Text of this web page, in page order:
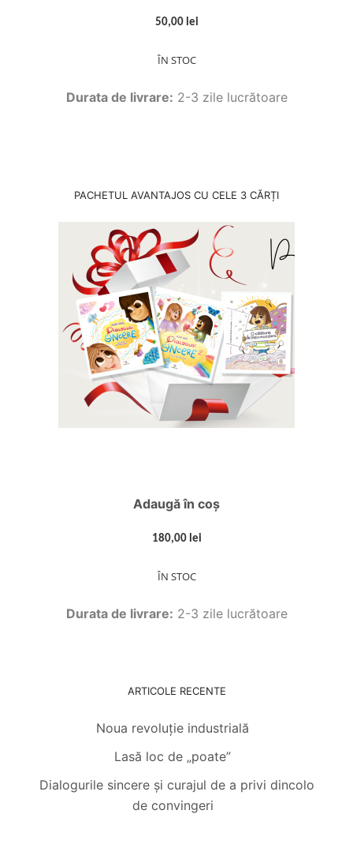
50,00 lei
ÎN STOC
Durata de livrare: 2-3 zile lucrătoare
PACHETUL AVANTAJOS CU CELE 3 CĂRȚI
Adaugă în coș
180,00 lei
ÎN STOC
Durata de livrare: 2-3 zile lucrătoare
ARTICOLE RECENTE
Noua revoluție industrială
Lasă loc de „poate”
Dialogurile sincere și curajul de a privi dincolo
de convingeri